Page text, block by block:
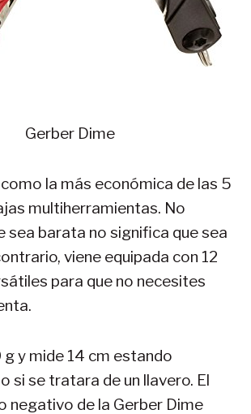
Gerber Dime
la más económica de las 5
multiherramientas. No
sea barata no significa que sea
viene equipada con 12
para que no necesites
y mide 14 cm estando
si se tratara de un llavero. El
negativo de la Gerber Dime